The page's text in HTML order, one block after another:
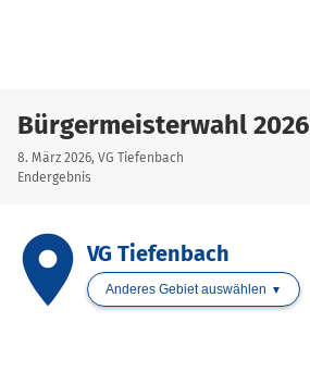
Bürgermeisterwahl 2026
8. März 2026, VG Tiefenbach
Endergebnis
placeVG Tiefenbach
Anderes Gebiet auswählen